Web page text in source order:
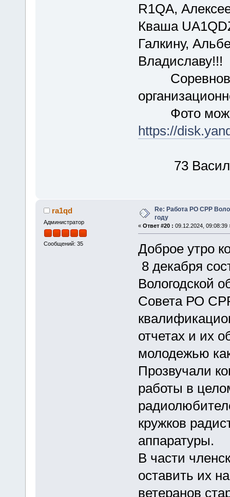
R1QA,
Кваша
Галкину,
Владиславу!!!
Фото можно
https://
73
ra1qd
Администратор
Сообщений: 35
Re: Работа РО СРР
году
« Ответ #20 : 09.12.2024, 09:08:39
Доброе утро
8 декабря
Вологодской
Совета РО
отчетах и их
молодежью
Прозвучали
работы в
кружков
аппаратуры.
В части
оставить их
ветеранов